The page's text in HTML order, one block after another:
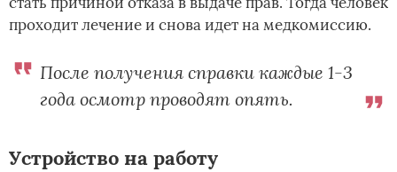
проходит лечение и снова идет на медкомиссию.
После получения справки каждые 1-3
года осмотр проводят опять.
Устройство на работу